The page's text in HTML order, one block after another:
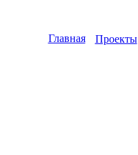
Главная Проекты